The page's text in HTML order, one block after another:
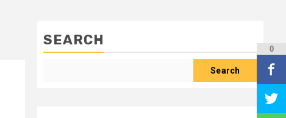
SEARCH
Search
0